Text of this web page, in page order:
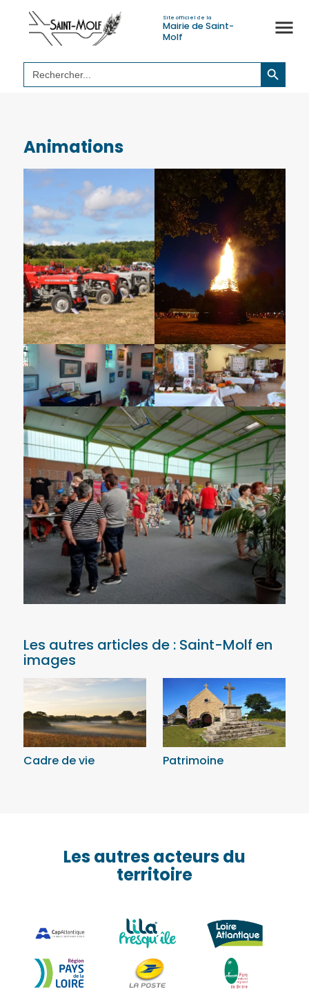
Site officiel de la
Mairie de Saint-
Molf
Search
for:
Search Button
Animations
Les autres articles de : Saint-Molf en
images
Cadre de vie Patrimoine
Les autres acteurs du
territoire